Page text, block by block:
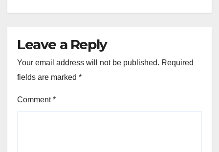
Leave a Reply
Your email address will not be published. Required
fields are marked *
Comment*